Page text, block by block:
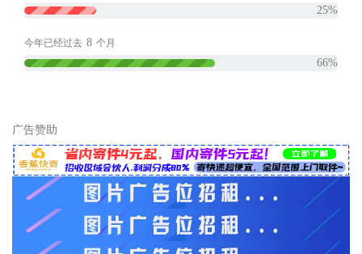
25%
今年已经过去 8 个月
66%
广告赞助